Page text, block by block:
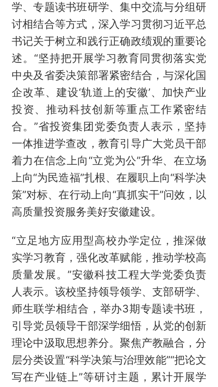
学、专题读书班研学、集中交流与分组研
讨相结合等方式，深入学习贯彻习近平总
书记关于树立和践行正确政绩观的重要论
述。“坚持把开展学习教育同贯彻落实党
中央及省委决策部署紧密结合，与深化国
企改革、建设‘轨道上的安徽’、加快产业
投资、推动科技创新等重点工作紧密结
合。”省投资集团党委负责人表示，坚持
一体推进学查改，教育引导广大党员干部
着力在信念上向“立党为公”升华、在立场
上向“为民造福”扎根、在履职上向“科学决
策”对标、在行动上向“真抓实干”问效，以
高质量投资服务美好安徽建设。
“立足地方应用型高校办学定位，推深做
实学习教育，强化改革赋能，推动学校高
质量发展。”安徽科技工程大学党委负责
人表示。该校坚持领导领学、支部研学、
师生联学相结合，举办3期专题读书班，
引导党员领导干部深学细悟，从党的创新
理论中汲取思想养分。聚焦产教融合，分
层分类设置“科学决策与治理效能”“把论文
写在产业链上”等研讨主题，累计开展学